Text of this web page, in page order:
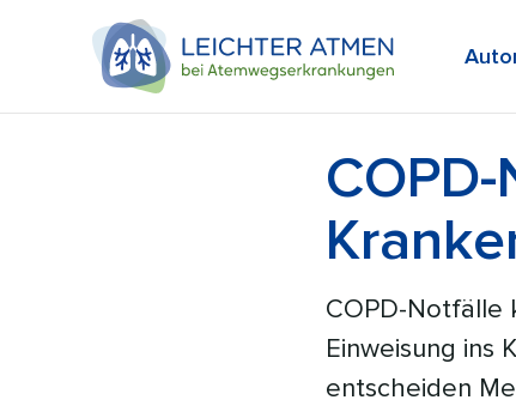
COPD-Notfälle
Einweisung ins
entscheiden